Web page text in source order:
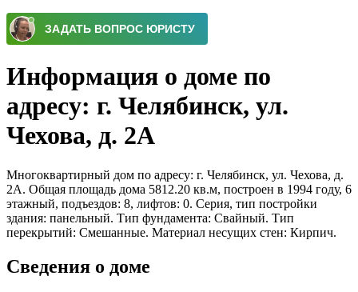
Информация о доме по
адресу: г. Челябинск, ул.
Чехова, д. 2А
Многоквартирный дом по адресу: г. Челябинск, ул. Чехова, д.
2А. Общая площадь дома 5812.20 кв.м, построен в 1994 году, 6
этажный, подъездов: 8, лифтов: 0. Серия, тип постройки
здания: панельный. Тип фундамента: Свайный. Тип
перекрытий: Смешанные. Материал несущих стен: Кирпич.
Сведения о доме